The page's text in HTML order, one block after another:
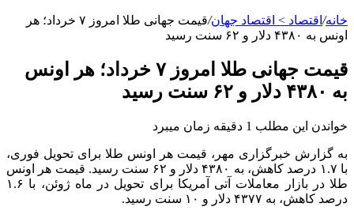
خانه/ اقتصاد > اقتصاد جهان/
قیمت جهانی طلا امروز ۷ خرداد؛ هر
اونس به ۴۳۸۰ دلار و ۶۲ سنت رسید
قیمت جهانی طلا امروز ۷ خرداد؛ هر اونس
به ۴۳۸۰ دلار و ۶۲ سنت رسید
خواندن این مطلب 1 دقیقه زمان میبرد
به گزارش خبرگزاری مهر، قیمت هر اونس طلا برای تحویل فوری،
با ۱.۷ درصد کاهش، به ۴۳۸۰ دلار و ۶۲ سنت رسید. قیمت هر اونس
طلا در بازار معاملات آتی آمریکا برای تحویل در ماه ژوئن، با ۱.۶
درصد کاهش، به ۴۳۷۷ دلار و ۱۰ سنت رسید.